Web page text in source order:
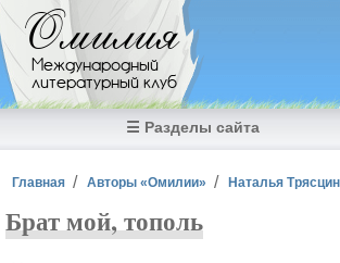
Перейти к основному содержанию
Омилия
Международный
литературный клуб
☰ Разделы сайта
Вы здесь
Главная Авторы «Омилии» Наталья
Брат мой, тополь